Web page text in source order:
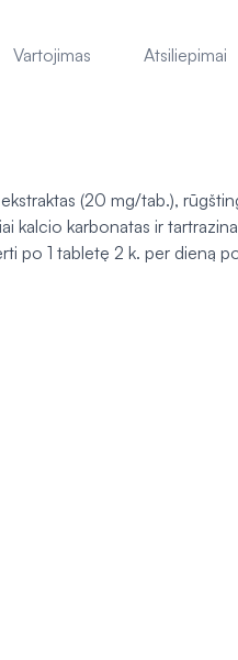
Vartojimas Atsiliepimai
(20 mg/tab.),
kalcio karbonatas ir
po 1 tabletę 2 k. per dieną